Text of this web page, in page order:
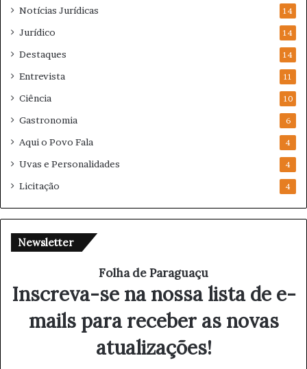
Notícias Jurídicas 14
Jurídico 14
Destaques 14
Entrevista 11
Ciência 10
Gastronomia 6
Aqui o Povo Fala 4
Uvas e Personalidades 4
Licitação 4
Newsletter
Folha de Paraguaçu
Inscreva-se na nossa lista de e-
mails para receber as novas
atualizações!